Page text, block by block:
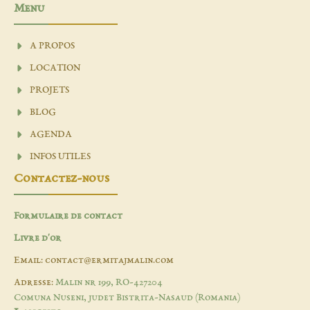
Menu
A PROPOS
LOCATION
PROJETS
BLOG
AGENDA
INFOS UTILES
Contactez-nous
Formulaire de contact
Livre d'or
Email: contact@ermitajmalin.com
Adresse: Malin nr 199, RO-427204
Comuna Nuseni, judet Bistrita-Nasaud (Romania)